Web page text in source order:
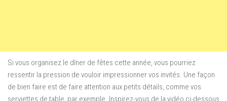
Si vous organisez le dîner de fêtes cette année, vous pourriez
ressentir la pression de vouloir impressionner vos invités. Une façon
de bien faire est de faire attention aux petits détails, comme vos
serviettes de table, par exemple. Inspirez-vous de la vidéo ci-dessous